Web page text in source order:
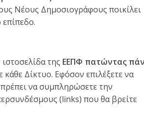
Νέους Δημοσιογράφους ποικίλει
της ΕΕΠΦ πατώντας
κάθε Δίκτυο. Εφόσον επιλέξετε να
να συμπληρώσετε την
(links) που θα βρείτε